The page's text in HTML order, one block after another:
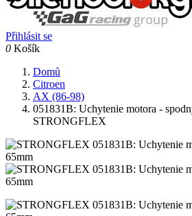
Přihlásit se
0 Košík
Domů
Citroen
AX (86-98)
051831B: Uchytenie motora -
STRONGFLEX